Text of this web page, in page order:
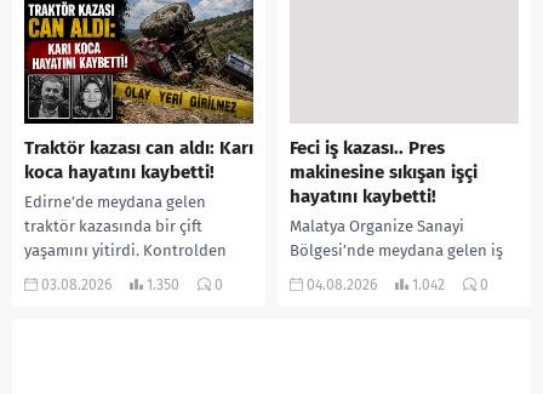
kadın kıyafetleri giydirdiği,
özür videosu çektirip...
Traktör kazası can aldı: Karı
koca hayatını kaybetti!
Edirne’de meydana gelen
traktör kazasında bir çift
yaşamını yitirdi. Kontrolden
çıkarak devrilen traktörün
03.08.2026 1.350 0
Feci iş kazası.. Pres
makinesine sıkışan işçi
hayatını kaybetti!
Malatya Organize Sanayi
Bölgesi’nde meydana gelen iş
kazasında, pres makinesine
04.08.2026 1.042 0